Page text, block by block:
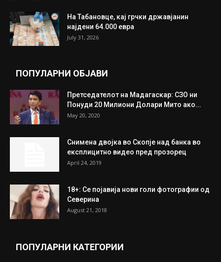
На Табановце, кај грчки државјанин
најдени 64.000 евра
July 31, 2026
ПОПУЛАРНИ ОБЈАВИ
Претседателот на Мадагаскар: СЗО ни
Понуди 20 Милиони Долари Мито ако...
May 20, 2020
Снимена двојка во Скопје над банка во
експлицитно видео пред прозорец
April 24, 2019
18+: Се појавија нови голи фотографии од
Северина
August 21, 2018
ПОПУЛАРНИ КАТЕГОРИИ